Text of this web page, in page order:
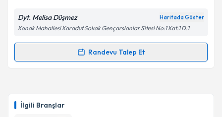
İlgili Branşlar
Kişisel verilerimin işlenmesine ilişkin
Aydınlatma
Metni'ni okudum ve kişisel verilerimin belirtilen
kapsamda işlenmesini kabul ediyorum.
Dyt. Melisa Düşmez Haritada Göster
Konak Mahallesi Karadut Sokak Gençarslanlar Sitesi No:1 Kat:1 D:1
Randevu Talep Et
Randevu Takvimi Talebi
takvim hazırlandığında e-posta ile bilgilendireceğiz.